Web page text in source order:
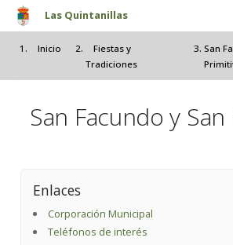
Pasar al contenido
Las Quintanillas
Inicio
Fiestas y
Tradiciones
San
San Facundo y
Enlaces
Corporación Municipal
Teléfonos de interés